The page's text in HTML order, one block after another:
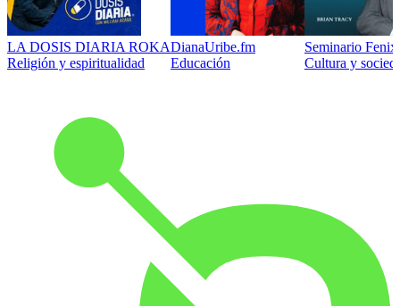
LA DOSIS DIARIA ROKA
Religión y espiritualidad
DianaUribe.fm
Educación
Seminario
Cultura y